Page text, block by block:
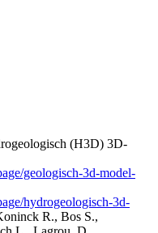
(H3D) 3D-
geologisch-3d-model-
hydrogeologisch-3d-
R., Bos S.,